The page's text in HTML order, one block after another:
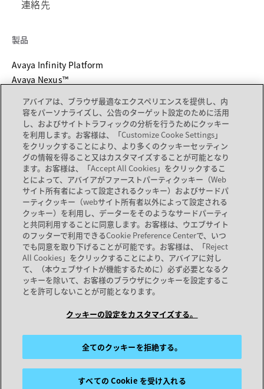
連絡先
製品
Avaya Infinity Platform
Avaya Nexus™
デバイスカタログ
サービス ＆ サポート
サポート新しいタブで開く
ドキュメント 新しいタブで開く
サービス
パートナーロケーター
弊社
弊社
キャリア
© 2026 Avaya LLC
アバイアは、ブラウザ最適なエクスペリエンスを提供し、内
容をパーソナライズし、公告のターゲット設定のために活用
し、およびサイトトラフィックの分析を行うためにクッキー
を利用します。お客様は、「Customize Cooke Settings」
をクリックすることにより、より多くのクッキーセッティン
グの情報を得ること又はカスタマイズすることが可能となり
ます。お客様は、「Accept All Cookies」をクリックするこ
とによって、アバイアがファーストパーティクッキー（Web
サイト所有者によって設定されるクッキー）およびサードパ
ーティクッキー（webサイト所有者以外によって設定される
クッキー）を利用し、データーをそのようなサードパーティ
と共同利用することに同意します。お客様は、ウエブサイト
のフッターで利用できるCookie Preference Centerで、いつ
でも同意を取り下げることが可能です。お客様は、「Reject
All Cookies」をクリックすることにより、アバイアに対し
て、（本ウェブサイトが機能するために）必ず必要となるク
ッキーを除いて、お客様のブラウザにクッキーを設定するこ
とを許可しないことが可能となります。
クッキーの設定をカスタマイズする。
全てのクッキーを拒絶する。
すべての Cookie を受け入れる